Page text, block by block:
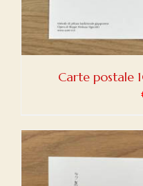
Carte postale